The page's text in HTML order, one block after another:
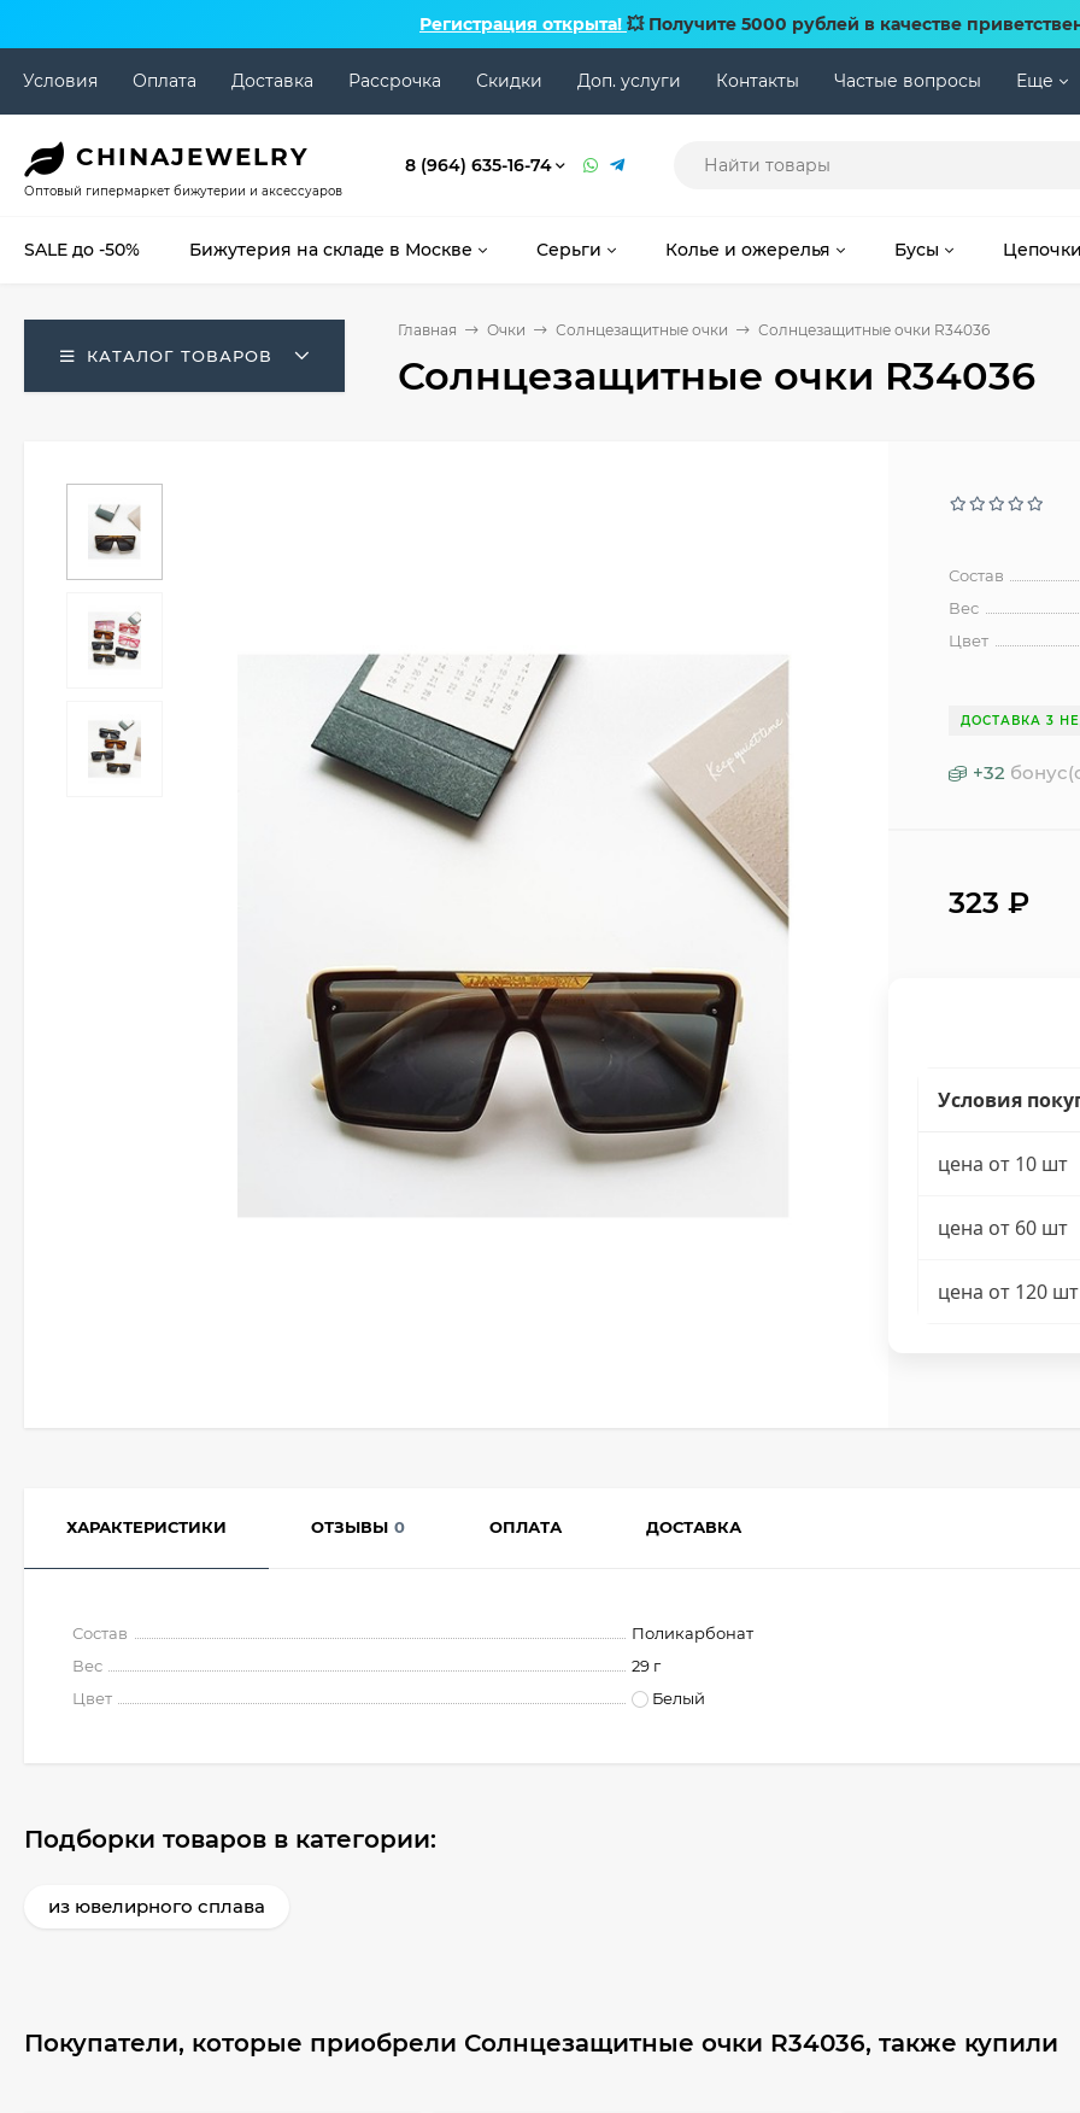
Регистрация открыта! 💥 Получите 5000 рублей в качестве
Условия Оплата Доставка Рассрочка Скидки Доп. услуги Контакты Частые вопросы Еще
CHINAJEWELRY
Оптовый гипермаркет бижутерии и аксессуаров
8 (964) 635-16-74
SALE до -50% Бижутерия на складе в Москве Серьги Колье и ожерелья Бусы Цепочки
КАТАЛОГ ТОВАРОВ
Главная Очки Солнцезащитные очки Солнцезащитные очки R34036
Солнцезащитные очки R34036
Состав
Вес
Цвет
ДОСТАВКА 3
+32
323₽
Условия
цена от 10 шт
цена от 60 шт
цена от 120 шт
ХАРАКТЕРИСТИКИ ОТЗЫВЫ 0 ОПЛАТА ДОСТАВКА
Состав
Поликарбонат
Вес
29 г
Цвет
Белый
Подборки товаров в категории:
из ювелирного сплава
Покупатели, которые приобрели Солнцезащитные очки R34036, также купили